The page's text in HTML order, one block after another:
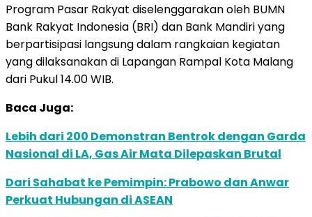
Program Pasar Rakyat diselenggarakan oleh BUMN
Bank Rakyat Indonesia (BRI) dan Bank Mandiri yang
berpartisipasi langsung dalam rangkaian kegiatan
yang dilaksanakan di Lapangan Rampal Kota Malang
dari Pukul 14.00 WIB.
Baca Juga:
Lebih dari 200 Demonstran Bentrok dengan Garda
Nasional di LA, Gas Air Mata Dilepaskan Brutal
Dari Sahabat ke Pemimpin: Prabowo dan Anwar
Perkuat Hubungan di ASEAN